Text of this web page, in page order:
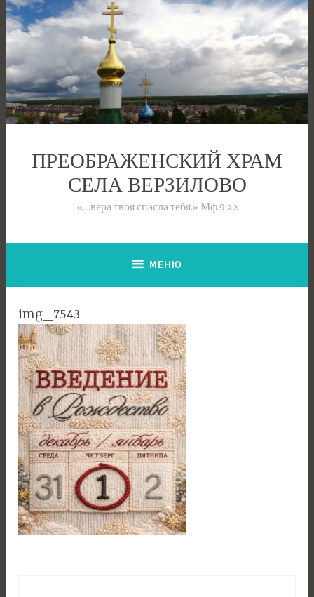
Перейти
к
содержимому
ПРЕОБРАЖЕНСКИЙ ХРАМ
СЕЛА ВЕРЗИЛОВО
«…вера твоя спасла тебя.» Мф.9:22
МЕНЮ
img_7543